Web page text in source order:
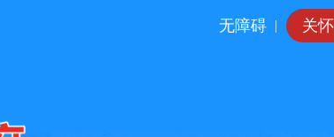
无障碍 | 关